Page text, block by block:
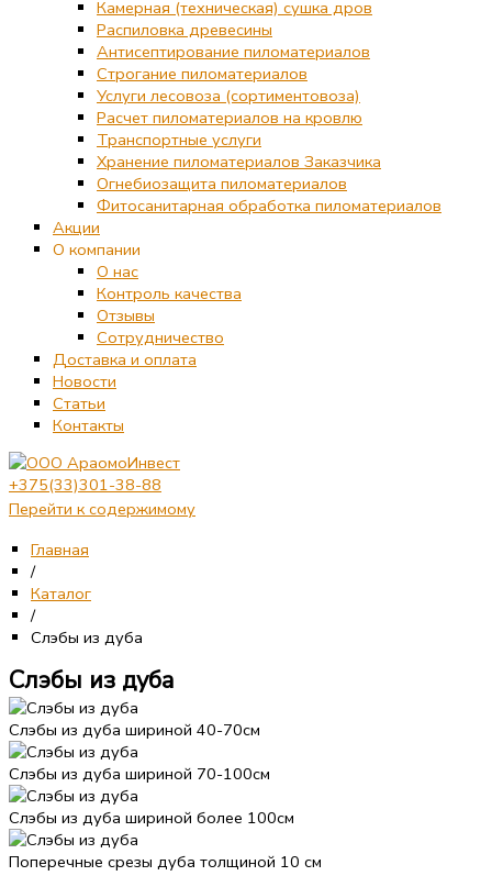
Камерная (техническая) сушка дров
Распиловка древесины
Антисептирование пиломатериалов
Строгание пиломатериалов
Услуги лесовоза (сортиментовоза)
Расчет пиломатериалов на кровлю
Транспортные услуги
Хранение пиломатериалов Заказчика
Огнебиозащита пиломатериалов
Фитосанитарная обработка пиломатериалов
Акции
О компании
О нас
Контроль качества
Отзывы
Сотрудничество
Доставка и оплата
Новости
Статьи
Контакты
+375(33)301-38-88
Перейти к содержимому
Главная
/
Каталог
/
Слэбы из дуба
Слэбы из дуба
Слэбы из дуба шириной 40-70см
Слэбы из дуба шириной 70-100см
Слэбы из дуба шириной более 100см
Поперечные срезы дуба толщиной 10 см